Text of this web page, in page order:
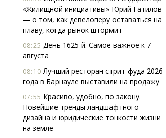
«Жилищной инициативы» Юрий Гатилов
— о том, как девелоперу оставаться на
плаву, когда рынок штормит
08:25 День 1625-й. Самое важное к 7
августа
08:10 Лучший ресторан стрит-фуда 2026
года в Барнауле выставили на продажу
07:55 Красиво, удобно, по закону.
Новейшие тренды ландшафтного
дизайна и юридические тонкости жизни
на земле